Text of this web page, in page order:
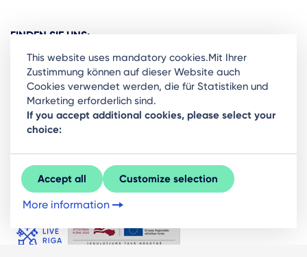
FINDEN SIE UNS:
Ready to stay in the loop on Rigas business
community? Subscribe to our newsletter.
Sign Up
This website uses mandatory cookies.Mit Ihrer
Zustimmung können auf dieser Website auch
Cookies verwendet werden, die für Statistiken und
Marketing erforderlich sind.
If you accept additional cookies, please select your
choice:
Accept all Customize selection
More information